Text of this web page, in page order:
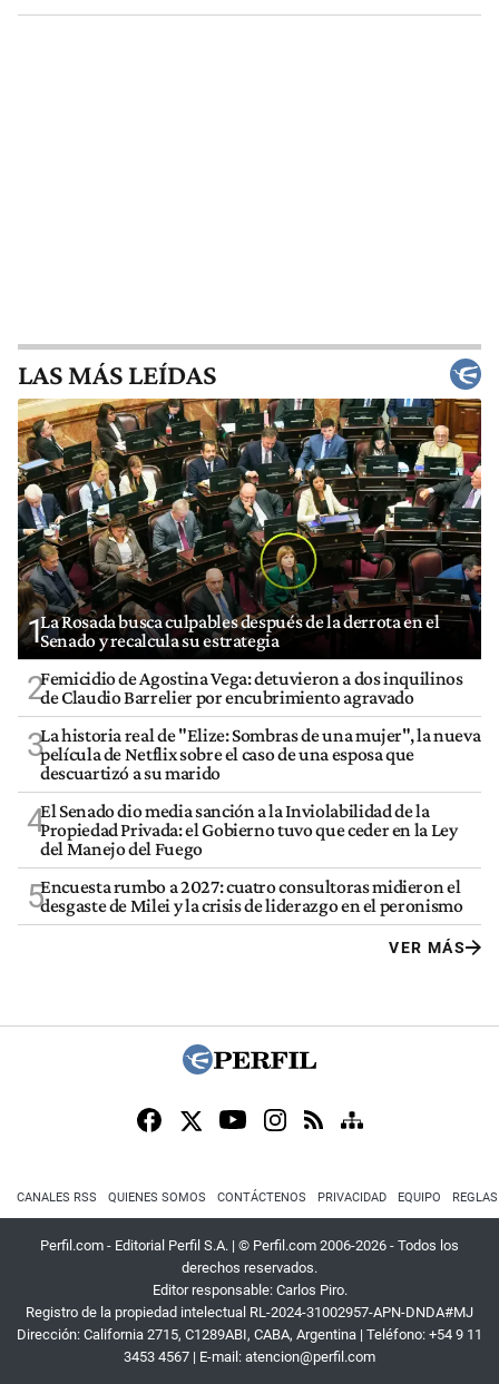
LAS MÁS LEÍDAS
1La Rosada busca culpables después de la derrota en el
Senado y recalcula su estrategia
2Femicidio de Agostina Vega: detuvieron a dos inquilinos
de Claudio Barrelier por encubrimiento agravado
3La historia real de "Elize: Sombras de una mujer", la nueva
película de Netflix sobre el caso de una esposa que
descuartizó a su marido
4El Senado dio media sanción a la Inviolabilidad de la
Propiedad Privada: el Gobierno tuvo que ceder en la Ley
del Manejo del Fuego
5Encuesta rumbo a 2027: cuatro consultoras midieron el
desgaste de Milei y la crisis de liderazgo en el peronismo
VER MÁS
CANALES RSS QUIENES SOMOS CONTÁCTENOS PRIVACIDAD EQUIPO
Perfil.com - Editorial Perfil S.A. | © Perfil.com 2006-2026 - Todos los
derechos reservados.
Editor responsable: Carlos Piro.
Registro de la propiedad intelectual RL-2024-31002957-APN-DNDA#MJ
Dirección: California 2715, C1289ABI, CABA, Argentina | Teléfono: +54 9 11
3453 4567 | E-mail: atencion@perfil.com